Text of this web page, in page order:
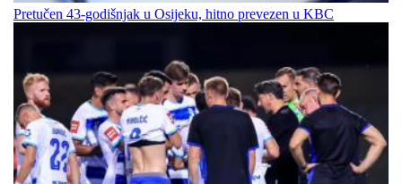
Pretučen 43-godišnjak u Osijeku, hitno prevezen u KBC